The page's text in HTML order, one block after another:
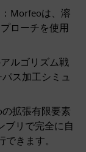
Morfeoは、溶
ローチを使用
ルゴリズム戦
ス加工シミュ
拡張有限要素
ブリで完全に自
きます。